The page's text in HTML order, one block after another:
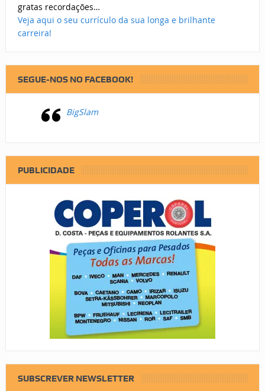
gratas recordações…
Veja aqui o seu currículo da sua longa e brilhante
carreira!
SEGUE-NOS NO FACEBOOK!
BigSlam
PUBLICIDADE
SUBSCREVER NEWSLETTER